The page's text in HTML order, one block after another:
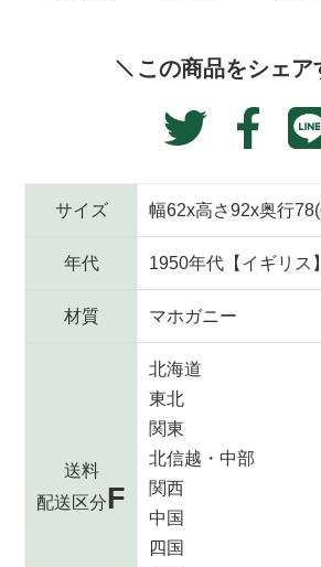
この商品をシェア
Twitter
稿
る
ェ
ア
す
る
サイズ 幅62x高さ92x奥行
年代 1950年代【イギリス】
材質 マホガニー
送料
配送区分F
北海道
東北
関東
北信越・中部
関西
中国
四国